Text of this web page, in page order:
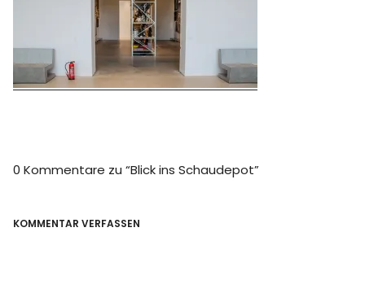
Museen bei…
Bloggerreisen
0 Kommentare zu “Blick ins Schaudepot”
KOMMENTAR VERFASSEN